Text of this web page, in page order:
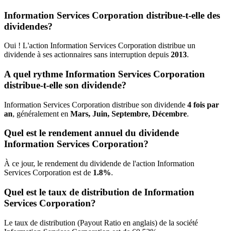
Information Services Corporation distribue-t-elle des
dividendes?
Oui ! L'action Information Services Corporation distribue un
dividende à ses actionnaires sans interruption depuis 2013.
A quel rythme Information Services Corporation
distribue-t-elle son dividende?
Information Services Corporation distribue son dividende 4 fois par
an, généralement en Mars, Juin, Septembre, Décembre.
Quel est le rendement annuel du dividende
Information Services Corporation?
À ce jour, le rendement du dividende de l'action Information
Services Corporation est de 1.8%.
Quel est le taux de distribution de Information
Services Corporation?
Le taux de distribution (Payout Ratio en anglais) de la société